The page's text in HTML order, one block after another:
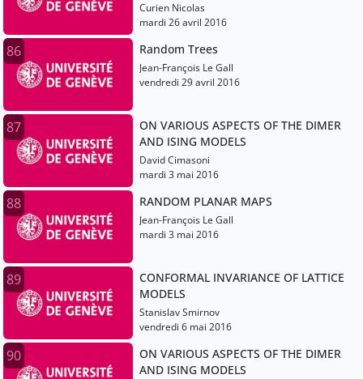
Curien Nicolas
mardi 26 avril 2016
86 Random Trees
Jean-François Le Gall
vendredi 29 avril 2016
87
ON VARIOUS ASPECTS OF THE DIMER
AND ISING MODELS
David Cimasoni
mardi 3 mai 2016
88 RANDOM PLANAR MAPS
Jean-François Le Gall
mardi 3 mai 2016
89
CONFORMAL INVARIANCE OF LATTICE
MODELS
Stanislav Smirnov
vendredi 6 mai 2016
90
ON VARIOUS ASPECTS OF THE DIMER
AND ISING MODELS